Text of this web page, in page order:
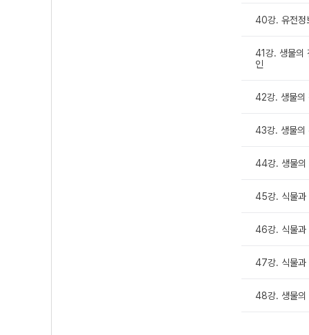
40강. 유전정
41강. 생물의
인
42강. 생물의
43강. 생물의
44강. 생물의
45강. 식물과
46강. 식물과
47강. 식물과
48강. 생물의